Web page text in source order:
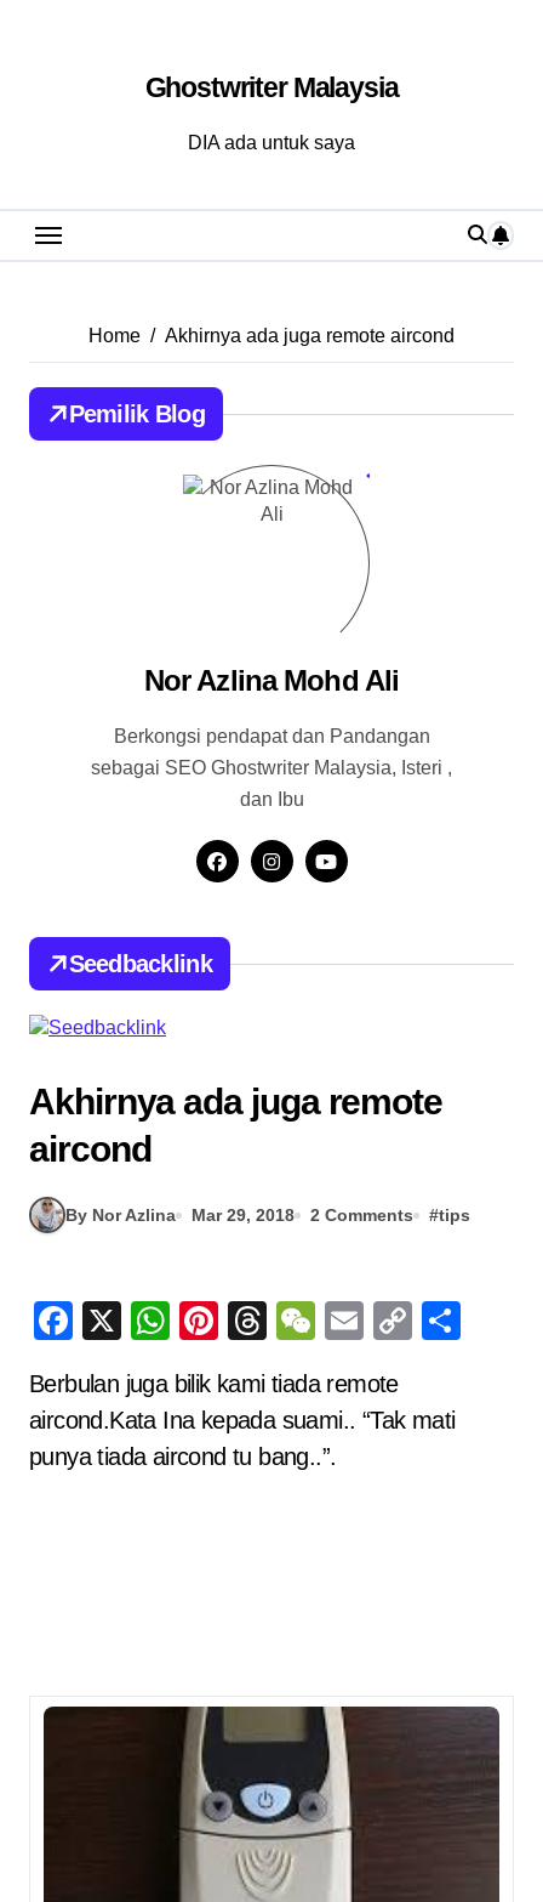
Ghostwriter Malaysia
DIA ada untuk saya
Home Akhirnya ada juga remote aircond
Pemilik Blog
Nor Azlina Mohd Ali
Berkongsi pendapat dan Pandangan
sebagai SEO Ghostwriter Malaysia, Isteri ,
dan Ibu
Seedbacklink
Akhirnya ada juga remote
aircond
By Nor Azlina Mar 29, 2018 2 Comments #tips
Facebook
X WhatsApp
Pinterest
Threads
WeChat
EmailCopy
Berbulan juga bilik kami tiada remote
aircond.Kata Ina kepada suami.. “Tak mati
punya tiada aircond tu bang..”.